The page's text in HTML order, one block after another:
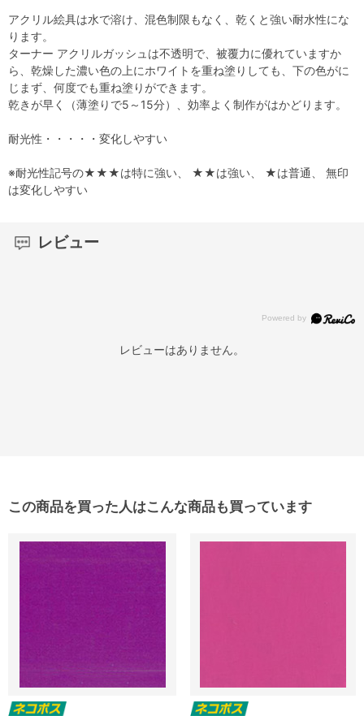
アクリル絵具は水で溶け、混色制限もなく、乾くと強い耐水性にな
ります。
ターナー アクリルガッシュは不透明で、被覆力に優れていますか
ら、乾燥した濃い色の上にホワイトを重ね塗りしても、下の色がに
じまず、何度でも重ね塗りができます。
乾きが早く（薄塗りで5～15分）、効率よく制作がはかどります。
耐光性・・・・・変化しやすい
※耐光性記号の★★★は特に強い、 ★★は強い、 ★は普通、 無印
は変化しやすい
レビュー
レビューはありません。
この商品を買った人はこんな商品も買っています